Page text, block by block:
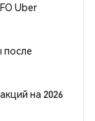
Uber
после
на 2026